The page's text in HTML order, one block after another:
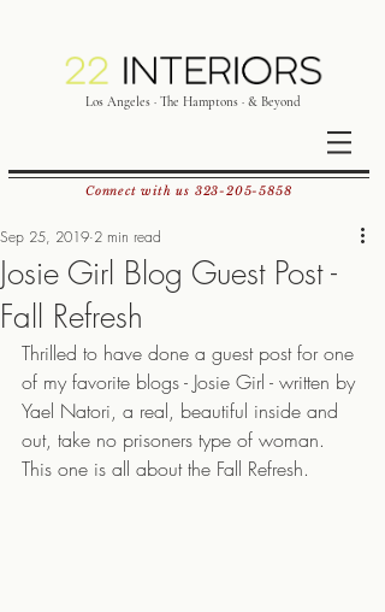
Los Angeles · The Hamptons · & Beyond
Connect with us 323-205-5858
Josie Girl Blog Guest Post -
Fall Refresh
Sep 25, 2019 2 min read
Thrilled to have done a guest post for one
of my favorite blogs - Josie Girl - written by
Yael Natori, a real, beautiful inside and
out, take no prisoners type of woman.
This one is all about the Fall Refresh.